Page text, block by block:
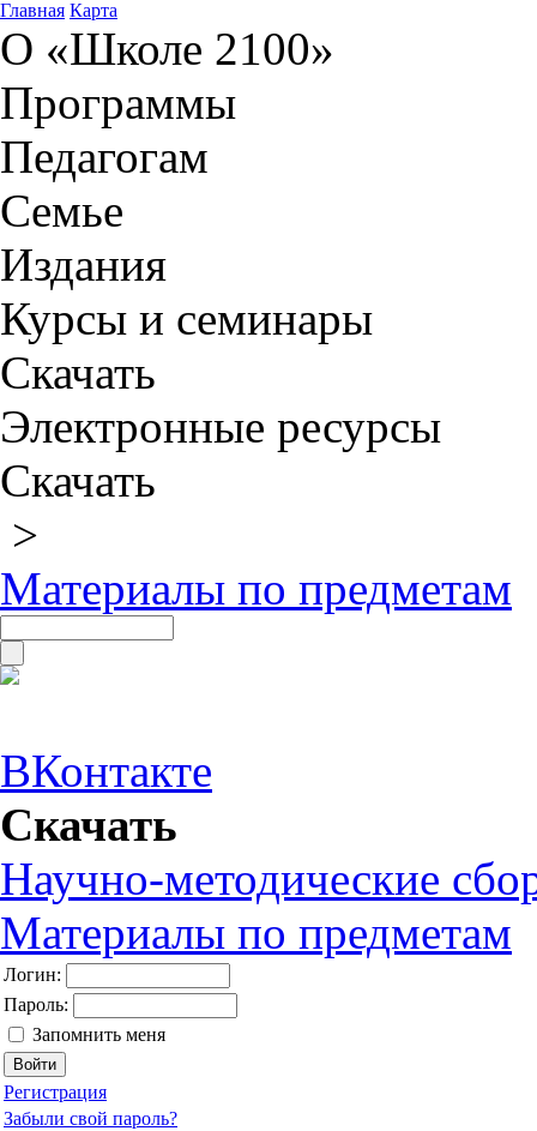
Главная Карта
О «Школе 2100»
Программы
Педагогам
Семье
Издания
Курсы и семинары
Скачать
Электронные ресурсы
Скачать
>
Материалы по предметам
ВКонтакте
Скачать
Научно-методические
Материалы по предметам
Логин:
Пароль:
Запомнить меня
Регистрация
Забыли свой пароль?